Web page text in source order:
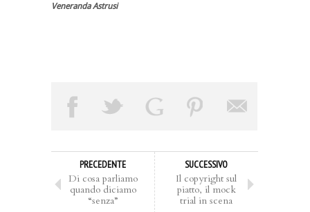
Veneranda Astrusi
PRECEDENTE
Di cosa parliamo
quando diciamo
“senza”
SUCCESSIVO
Il copyright sul
piatto, il mock
trial in scena